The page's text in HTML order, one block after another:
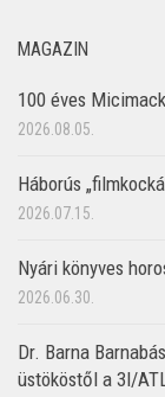
MAGAZIN
100 éves
2026.08.05.
Háborús
2026.07.15.
Nyári könyves
2026.06.30.
Dr. Barna
üstököstől a 3I/